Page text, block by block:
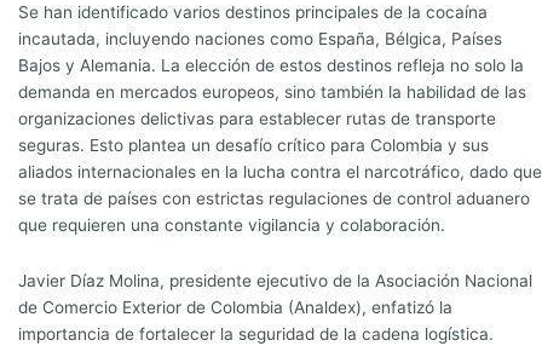
Se han identificado varios destinos principales de la cocaína
incautada, incluyendo naciones como España, Bélgica, Países
Bajos y Alemania. La elección de estos destinos refleja no solo la
demanda en mercados europeos, sino también la habilidad de las
organizaciones delictivas para establecer rutas de transporte
seguras. Esto plantea un desafío crítico para Colombia y sus
aliados internacionales en la lucha contra el narcotráfico, dado que
se trata de países con estrictas regulaciones de control aduanero
que requieren una constante vigilancia y colaboración.
Javier Díaz Molina, presidente ejecutivo de la Asociación Nacional
de Comercio Exterior de Colombia (Analdex), enfatizó la
importancia de fortalecer la seguridad de la cadena logística.